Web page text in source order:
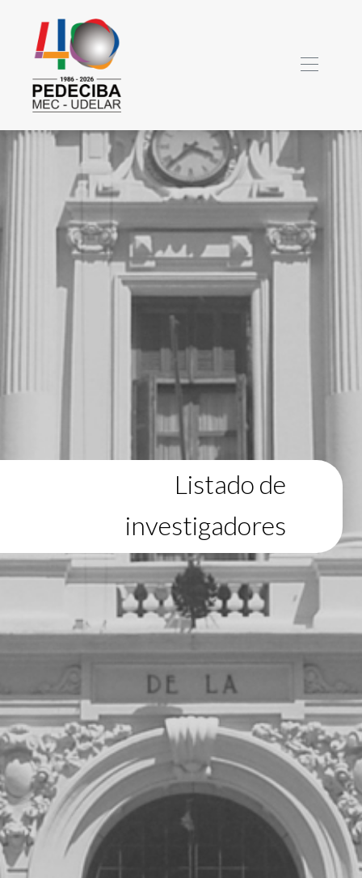
Listado de
investigadores